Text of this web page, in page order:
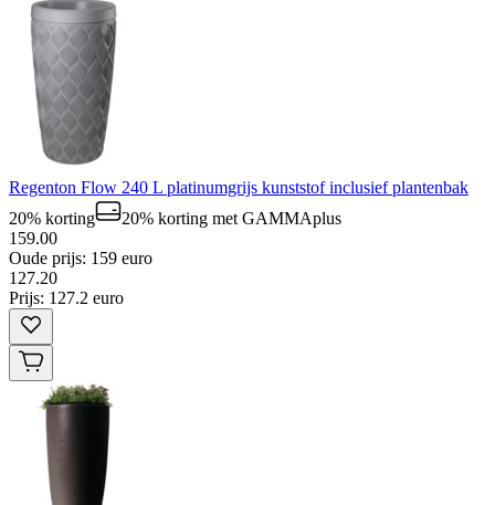
Regenton Flow 240 L platinumgrijs kunststof inclusief plantenbak
20% korting
20% korting met GAMMAplus
159.00
Oude prijs: 159 euro
127.20
Prijs: 127.2 euro